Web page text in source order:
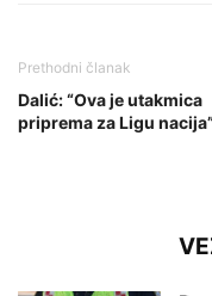
Prethodni članak
Dalić: “Ova je utakmica
priprema za Ligu